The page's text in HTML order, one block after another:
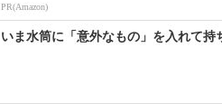
PR(Amazon)
いま水筒に「意外なもの」を入れて